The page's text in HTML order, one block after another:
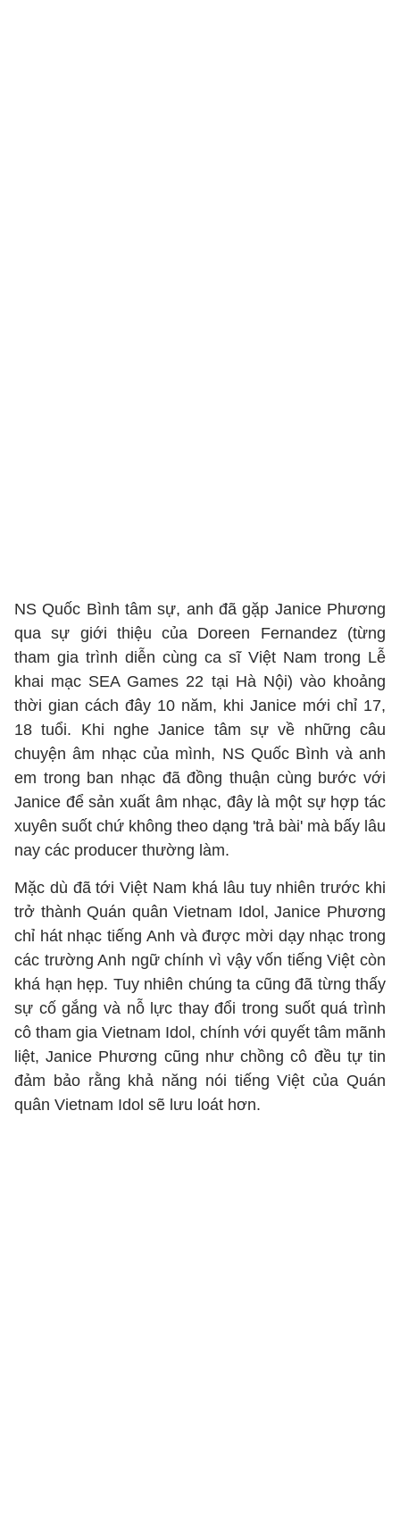
NS Quốc Bình tâm sự, anh đã gặp Janice Phương
qua sự giới thiệu của Doreen Fernandez (từng
tham gia trình diễn cùng ca sĩ Việt Nam trong Lễ
khai mạc SEA Games 22 tại Hà Nội) vào khoảng
thời gian cách đây 10 năm, khi Janice mới chỉ 17,
18 tuổi. Khi nghe Janice tâm sự về những câu
chuyện âm nhạc của mình, NS Quốc Bình và anh
em trong ban nhạc đã đồng thuận cùng bước với
Janice để sản xuất âm nhạc, đây là một sự hợp tác
xuyên suốt chứ không theo dạng 'trả bài' mà bấy lâu
nay các producer thường làm.
Mặc dù đã tới Việt Nam khá lâu tuy nhiên trước khi
trở thành Quán quân Vietnam Idol, Janice Phương
chỉ hát nhạc tiếng Anh và được mời dạy nhạc trong
các trường Anh ngữ chính vì vậy vốn tiếng Việt còn
khá hạn hẹp. Tuy nhiên chúng ta cũng đã từng thấy
sự cố gắng và nỗ lực thay đổi trong suốt quá trình
cô tham gia Vietnam Idol, chính với quyết tâm mãnh
liệt, Janice Phương cũng như chồng cô đều tự tin
đảm bảo rằng khả năng nói tiếng Việt của Quán
quân Vietnam Idol sẽ lưu loát hơn.